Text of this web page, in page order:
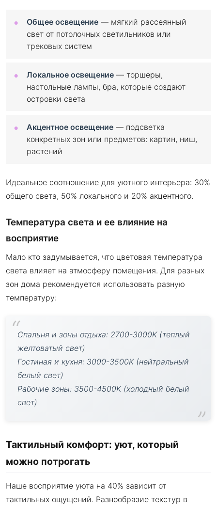
Общее освещение — мягкий рассеянный
свет от потолочных светильников или
трековых систем
Локальное освещение — торшеры,
настольные лампы, бра, которые создают
островки света
Акцентное освещение — подсветка
конкретных зон или предметов: картин, ниш,
растений
Идеальное соотношение для уютного интерьера: 30%
общего света, 50% локального и 20% акцентного.
Температура света и ее влияние на
восприятие
Мало кто задумывается, что цветовая температура
света влияет на атмосферу помещения. Для разных
зон дома рекомендуется использовать разную
температуру:
Спальня и зоны отдыха: 2700-3000K (теплый
желтоватый свет)
Гостиная и кухня: 3000-3500K (нейтральный
белый свет)
Рабочие зоны: 3500-4500K (холодный белый
свет)
Тактильный комфорт: уют, который
можно потрогать
Наше восприятие уюта на 40% зависит от
тактильных ощущений. Разнообразие текстур в